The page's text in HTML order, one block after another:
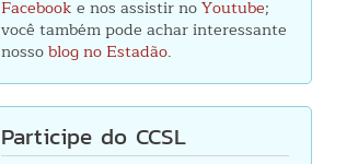
Facebook e nos assistir noYoutube;
você também pode achar interessante
nossoblog no Estadão.
Participe do CCSL